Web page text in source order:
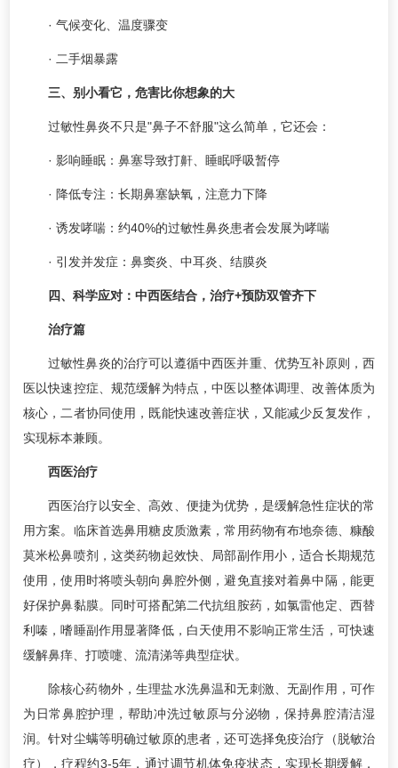
· 气候变化、温度骤变
· 二手烟暴露
三、别小看它，危害比你想象的大
过敏性鼻炎不只是"鼻子不舒服"这么简单，它还会：
· 影响睡眠：鼻塞导致打鼾、睡眠呼吸暂停
· 降低专注：长期鼻塞缺氧，注意力下降
· 诱发哮喘：约40%的过敏性鼻炎患者会发展为哮喘
· 引发并发症：鼻窦炎、中耳炎、结膜炎
四、科学应对：中西医结合，治疗+预防双管齐下
治疗篇
过敏性鼻炎的治疗可以遵循中西医并重、优势互补原则，西
医以快速控症、规范缓解为特点，中医以整体调理、改善体质为
核心，二者协同使用，既能快速改善症状，又能减少反复发作，
实现标本兼顾。
西医治疗
西医治疗以安全、高效、便捷为优势，是缓解急性症状的常
用方案。临床首选鼻用糖皮质激素，常用药物有布地奈德、糠酸
莫米松鼻喷剂，这类药物起效快、局部副作用小，适合长期规范
使用，使用时将喷头朝向鼻腔外侧，避免直接对着鼻中隔，能更
好保护鼻黏膜。同时可搭配第二代抗组胺药，如氯雷他定、西替
利嗪，嗜睡副作用显著降低，白天使用不影响正常生活，可快速
缓解鼻痒、打喷嚏、流清涕等典型症状。
除核心药物外，生理盐水洗鼻温和无刺激、无副作用，可作
为日常鼻腔护理，帮助冲洗过敏原与分泌物，保持鼻腔清洁湿
润。针对尘螨等明确过敏原的患者，还可选择免疫治疗（脱敏治
疗），疗程约3-5年，通过调节机体免疫状态，实现长期缓解，